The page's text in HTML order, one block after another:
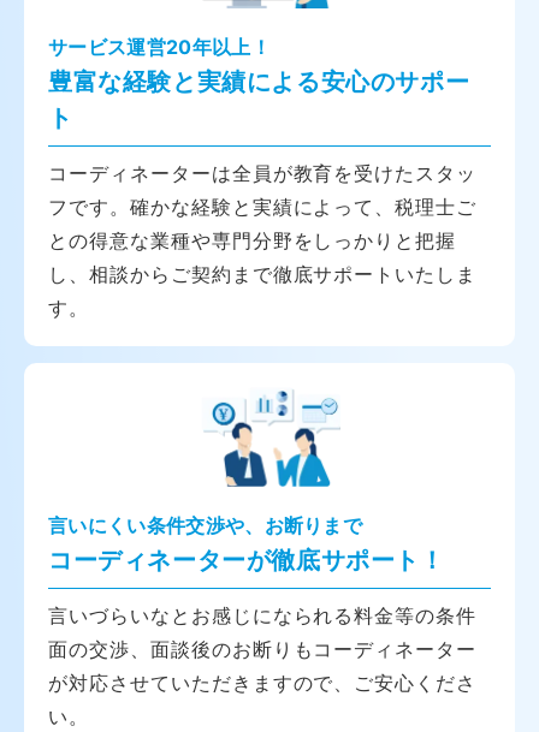
サービス運営20年以上！
豊富な経験と実績による安心のサポー
ト
コーディネーターは全員が教育を受けたスタッ
フです。確かな経験と実績によって、税理士ご
との得意な業種や専門分野をしっかりと把握
し、相談からご契約まで徹底サポートいたしま
す。
言いにくい条件交渉や、お断りまで
コーディネーターが徹底サポート！
言いづらいなとお感じになられる料金等の条件
面の交渉、面談後のお断りもコーディネーター
が対応させていただきますので、ご安心くださ
い。